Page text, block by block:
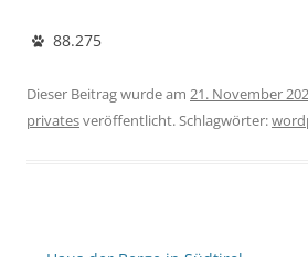
88.275
Dieser Beitrag wurde am 21. November
privatesveröffentlicht. Schlagwörter: